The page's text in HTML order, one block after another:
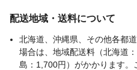
配送地域・送料について
北海道、沖縄県、その他各都
場合は、地域配送料（北海道
島：1,700円）がかかります